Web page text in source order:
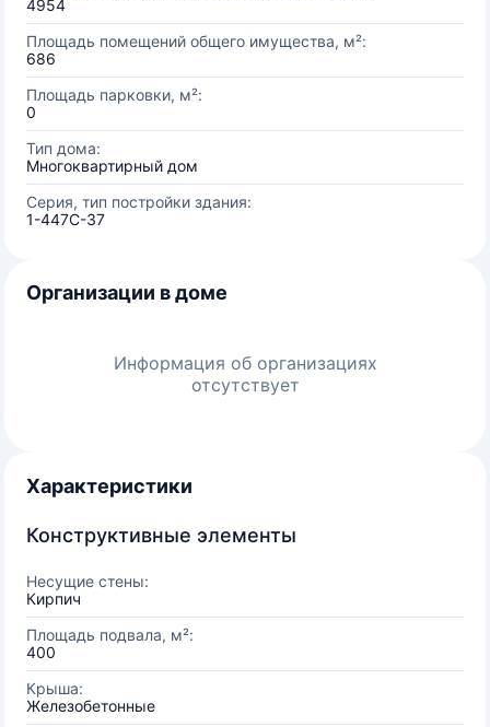
4954
Площадь помещений общего имущества, м²:
686
Площадь парковки, м²:
0
Тип дома:
Многоквартирный дом
Серия, тип постройки здания:
1-447С-37
Организации в доме
Информация об организациях
отсутствует
Характеристики
Конструктивные элементы
Несущие стены:
Кирпич
Площадь подвала, м²:
400
Крыша:
Железобетонные